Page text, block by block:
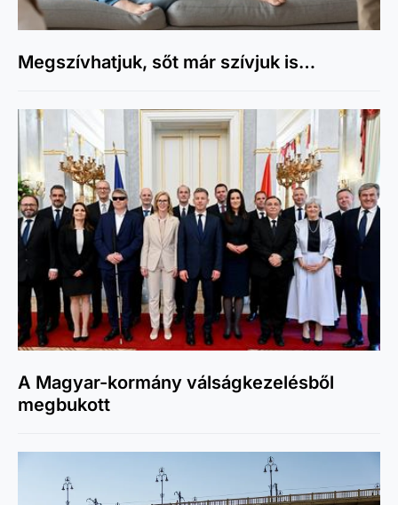
Megszívhatjuk, sőt már szívjuk is…
A Magyar-kormány válságkezelésből
megbukott